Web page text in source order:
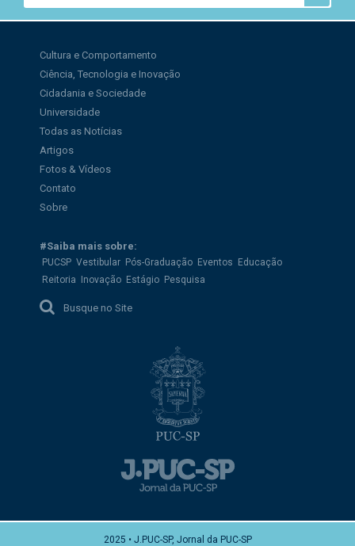
Cultura e Comportamento
Ciência, Tecnologia e Inovação
Cidadania e Sociedade
Universidade
Todas as Notícias
Artigos
Fotos & Vídeos
Contato
Sobre
#Saiba mais sobre:
PUCSP Vestibular Pós-Graduação Eventos
Educação
Reitoria
Inovação Estágio Pesquisa
Busque no Site
2025 • J.PUC-SP, Jornal da PUC-SP